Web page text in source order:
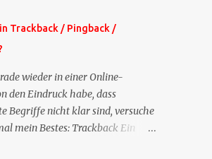
dieser Art sehen Sie
XING-Seite oder hier oben rechts
Profilfragen werde ich
aus der normalen XING-Tipp-
da ich sie so nur an einer
muss.
Trackback / Pingback /
wieder in einer Online-
den Eindruck habe, dass
Begriffe nicht klar sind, versuche
mein Bestes: Trackback Ein